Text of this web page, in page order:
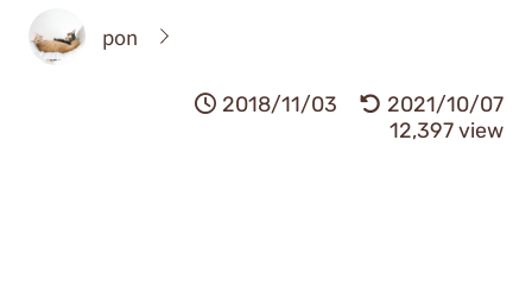
pon
2018/11/03
2021/10/07
12,397 view